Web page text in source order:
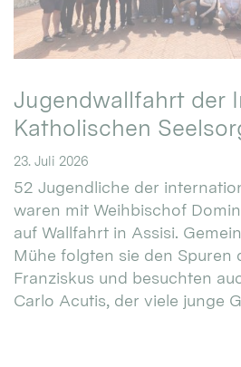
Jugendwallfahrt der
Katholischen
23. Juli 2026
52 Jugendliche der
waren mit Weihbischof
auf Wallfahrt in Assisi.
Mühe folgten sie den Spuren
Franziskus und besuchten
Carlo Acutis, der viele junge